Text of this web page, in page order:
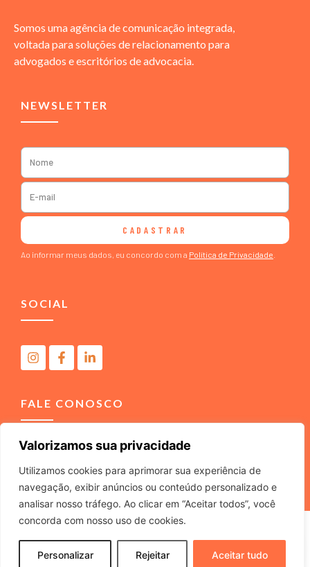
Valorizamos sua privacidade
Utilizamos cookies para aprimorar sua experiência de
navegação, exibir anúncios ou conteúdo personalizado e
analisar nosso tráfego. Ao clicar em “Aceitar todos”, você
concorda com nosso uso de cookies.
Personalizar Rejeitar Aceitar tudo
Somos uma agência de comunicação integrada,
voltada para soluções de relacionamento para
advogados e escritórios de advocacia.
NEWSLETTER
CADASTRAR
Ao informar meus dados, eu concordo com a Política de Privacidade
SOCIAL
FALE CONOSCO
(11) 4040-3666 contato@m2comunicacao.com.br
M2 COMUNICACAO JURIDICA LTDA – ME – CNPJ
22.040.734/0001-37 – Rua Tabajaras, 439 – Tel. (11) 4040-
3666